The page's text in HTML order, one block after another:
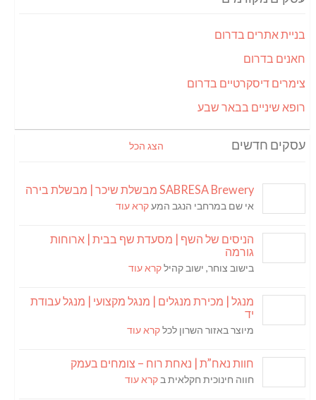
בניית אתרים בדרום
חאנים בדרום
צימרים דיסקרטיים בדרום
רופא שיניים בבאר שבע
עסקים חדשים הצג הכל
SABRESA Brewery מבשלת שיכר | מבשלת בירה
אי שם במרחבי הנגב המעקרא עוד
הניסים של השף | מסעדת שף בבית | ארוחות
גורמה
בישוב צוחר, ישוב קהילקרא עוד
מנגל | מכירת מנגלים | מנגל מקצועי | מנגל עבודת
יד
מיוצר באזור השרון לכלקרא עוד
חוות נאח”ת | נאחת רוח – צומחים בעמק
חווה חינוכית חקלאית ב קרא עוד